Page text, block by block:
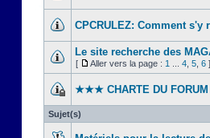
CPCRULEZ: Comment s'y
Le site recherche des
[ Aller vers la page : 1 4 5 6 ]
★★★ CHARTE DU
Sujet(s)